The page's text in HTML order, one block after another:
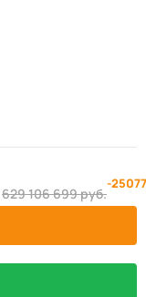
629 106 699руб.
-